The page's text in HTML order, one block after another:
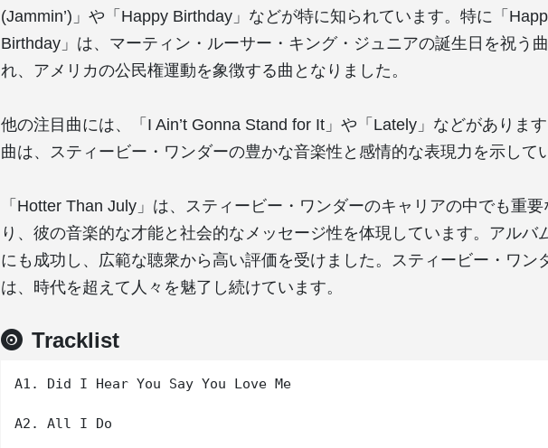
(Jammin’)」や「Happy Birthday」などが特に知られています。特に「
Birthday」は、マーティン・ルーサー・キング・ジュニアの誕生日を祝う
れ、アメリカの公民権運動を象徴する曲となりました。
他の注目曲には、「I Ain’t Gonna Stand for It」や「Lately」などがありま
曲は、スティービー・ワンダーの豊かな音楽性と感情的な表現力を示して
「Hotter Than July」は、スティービー・ワンダーのキャリアの中でも重
り、彼の音楽的な才能と社会的なメッセージ性を体現しています。アルバ
にも成功し、広範な聴衆から高い評価を受けました。スティービー・ワン
は、時代を超えて人々を魅了し続けています。
Tracklist
A1. Did I Hear You Say You Love Me
A2. All I Do